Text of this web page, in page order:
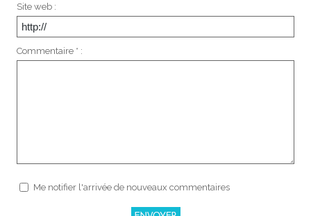
Site web :
Commentaire * :
Me notifier l'arrivée de nouveaux commentaires